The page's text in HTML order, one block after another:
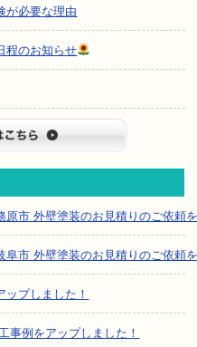
が必要な理由
程のお知らせ
原市 外壁塗装のお見積りのご依頼
阜市 外壁塗装のお見積りのご依頼
プしました！
事例をアップしました！